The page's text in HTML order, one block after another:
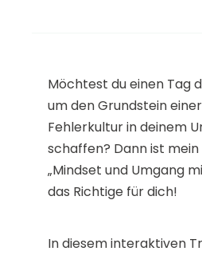
Möchtest du einen Tag
um den Grundstein
Fehlerkultur in deinem
schaffen? Dann ist mein
„Mindset und Umgang
das Richtige für dich!
In diesem interaktiven